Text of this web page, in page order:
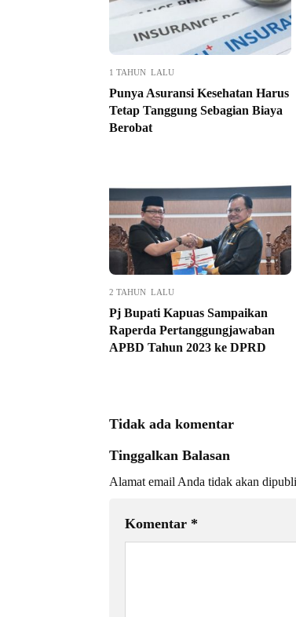
1 TAHUN LALU
Punya Asuransi Kesehatan Harus
Tetap Tanggung Sebagian Biaya
Berobat
2 TAHUN LALU
Pj Bupati Kapuas Sampaikan
Raperda Pertanggungjawaban
APBD Tahun 2023 ke DPRD
Tidak ada komentar
Tinggalkan Balasan
Alamat email Anda tidak akan
Komentar *